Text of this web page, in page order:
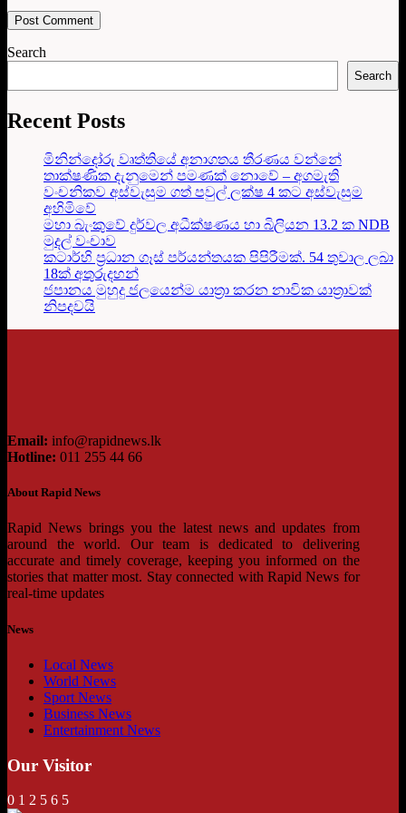
Search
Search
Recent Posts
මිනින්දෝරු වෘත්තියේ අනාගතය තීරණය වන්නේ
තාක්ෂණික දැනුමෙන් පමණක් නොවේ – අගමැති
වංචනිකව අස්වැසුම ගත් පවුල් ලක්ෂ 4 කට අස්වැසුම
අහිමිවේ
මහා බැංකුවේ දුර්වල අධීක්ෂණය හා බිලියන 13.2 ක NDB
මුදල් වංචාව
කටාර්හි ප්‍රධාන ගෑස් පර්යන්තයක පිපිරීමක්. 54 තුවාල ලබා
18ක් අතුරුදහන්
ජපානය මුහුදු ජලයෙන්ම යාත්‍රා කරන නාවික යාත්‍රාවක්
නිපදවයි
Email: info@rapidnews.lk
Hotline: 011 255 44 66
About Rapid News
Rapid News brings you the latest news and updates from
around the world. Our team is dedicated to delivering
accurate and timely coverage, keeping you informed on the
stories that matter most. Stay connected with Rapid News for
real-time updates
News
Local News
World News
Sport News
Business News
Entertainment News
Our Visitor
0 1 2 5 6 5